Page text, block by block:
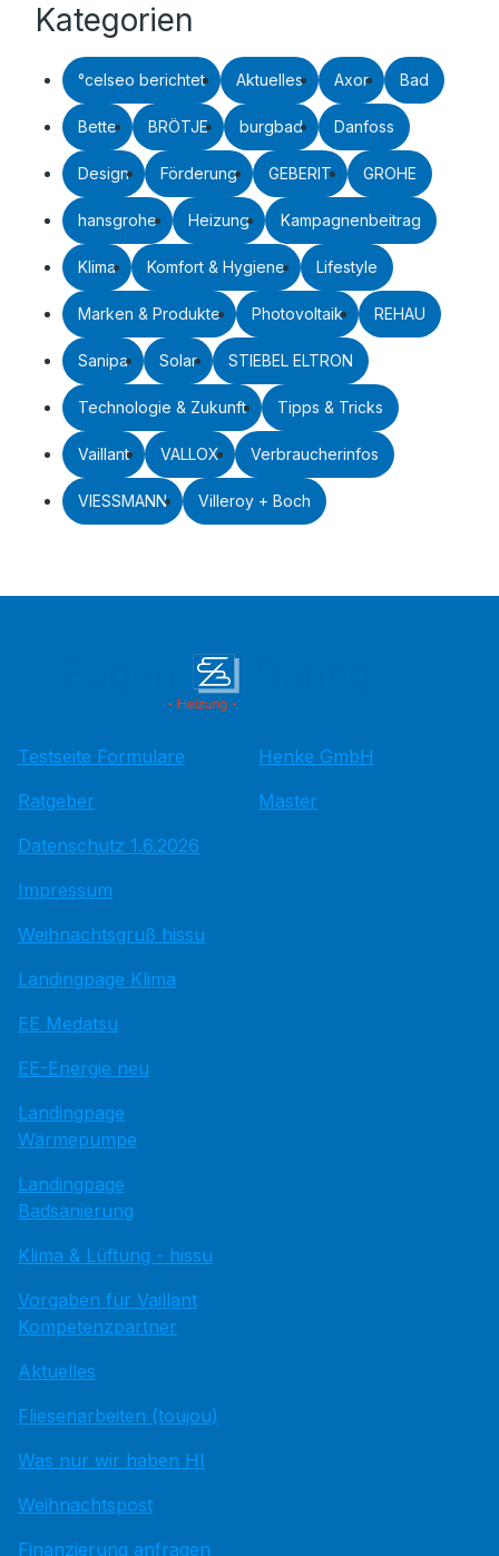
Kategorien
°celseo berichtet Aktuelles Axor Bad
Bette BRÖTJE burgbad Danfoss
Design Förderung GEBERIT GROHE
hansgrohe Heizung Kampagnenbeitrag
Klima Komfort & Hygiene Lifestyle
Marken & Produkte Photovoltaik REHAU
Sanipa Solar STIEBEL ELTRON
Technologie & Zukunft Tipps & Tricks
Vaillant VALLOX Verbraucherinfos
VIESSMANN Villeroy + Boch
Testseite Formulare
Ratgeber
Datenschutz 1.6.2026
Impressum
Weihnachtsgruß hissu
Landingpage Klima
EE Medatsu
EE-Energie neu
Landingpage
Wärmepumpe
Landingpage
Badsanierung
Klima & Lüftung - hissu
Vorgaben für Vaillant
Kompetenzpartner
Aktuelles
Fliesenarbeiten (toujou)
Was nur wir haben HI
Weihnachtspost
Finanzierung anfragen
Henke GmbH
Master